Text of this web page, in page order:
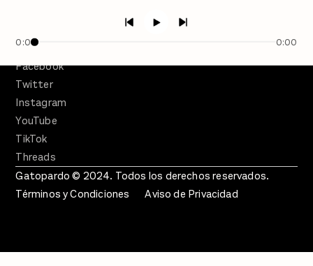
0:00 0:00
Facebook
Twitter
Instagram
YouTube
TikTok
Threads
Gatopardo © 2024. Todos los derechos reservados.
Términos y Condiciones
Aviso de Privacidad